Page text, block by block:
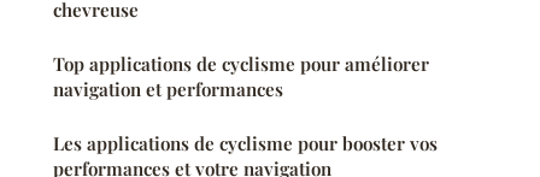
chevreuse
Top applications de cyclisme pour améliorer
navigation et performances
Les applications de cyclisme pour booster vos
performances et votre navigation